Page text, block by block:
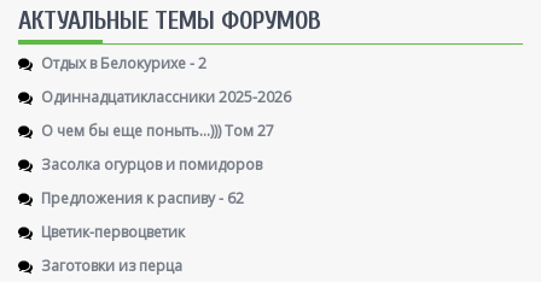
AКТУАЛЬНЫЕ ТЕМЫ ФОРУМОВ
Отдых в Белокурихе - 2
Одиннадцатиклассники 2025-2026
О чем бы еще поныть...))) Том 27
Засолка огурцов и помидоров
Предложения к распиву - 62
Цветик-первоцветик
Заготовки из перца